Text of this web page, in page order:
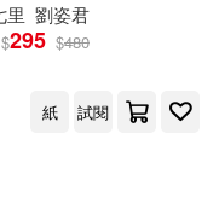
里 劉姿君
$295 $480
紙 試閱